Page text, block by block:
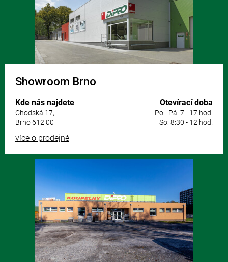
Showroom Brno
Kde nás najdete
Chodská 17,
Brno 612 00
Otevírací doba
Po - Pá: 7 - 17 hod.
So: 8:30 - 12 hod.
více o prodejně